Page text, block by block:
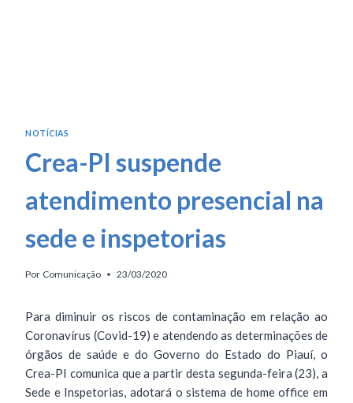
NOTÍCIAS
Crea-PI suspende
atendimento presencial na
sede e inspetorias
Por Comunicação 23/03/2020
Para diminuir os riscos de contaminação em relação ao
Coronavírus (Covid-19) e atendendo as determinações de
órgãos de saúde e do Governo do Estado do Piauí, o
Crea-PI comunica que a partir desta segunda-feira (23), a
Sede e Inspetorias, adotará o sistema de home office em